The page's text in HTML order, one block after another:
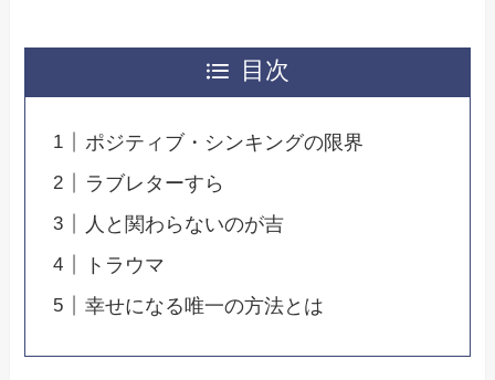
目次
ポジティブ・シンキングの限界
ラブレターすら
人と関わらないのが吉
トラウマ
幸せになる唯一の方法とは